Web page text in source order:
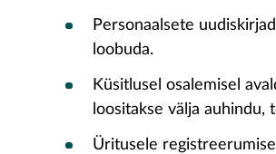
Personaalsete
loobuda.
Küsitlusel osalemisel
loositakse välja auhindu,
Üritusele